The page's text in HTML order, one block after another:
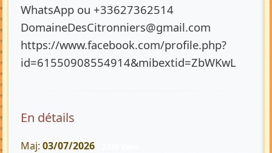
WhatsApp ou +33627362514
DomaineDesCitronniers@gmail.com
https://www.facebook.com/profile.php?
id=61550908554914&mibextid=ZbWKwL
En détails
Maj: 03/07/2026